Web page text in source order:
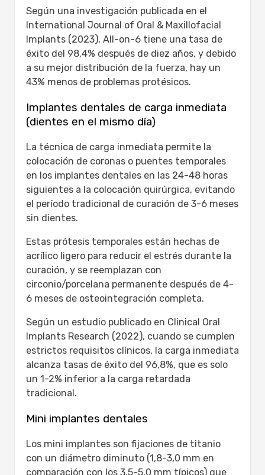
Según una investigación publicada en el
International Journal of Oral & Maxillofacial
Implants (2023), All-on-6 tiene una tasa de
éxito del 98,4% después de diez años, y debido
a su mejor distribución de la fuerza, hay un
43% menos de problemas protésicos.
Implantes dentales de carga inmediata
(dientes en el mismo día)
La técnica de carga inmediata permite la
colocación de coronas o puentes temporales
en los implantes dentales en las 24-48 horas
siguientes a la colocación quirúrgica, evitando
el período tradicional de curación de 3-6 meses
sin dientes.
Estas prótesis temporales están hechas de
acrílico ligero para reducir el estrés durante la
curación, y se reemplazan con
circonio/porcelana permanente después de 4-
6 meses de osteointegración completa.
Según un estudio publicado en Clinical Oral
Implants Research (2022), cuando se cumplen
estrictos requisitos clínicos, la carga inmediata
alcanza tasas de éxito del 96,8%, que es solo
un 1-2% inferior a la carga retardada
tradicional.
Mini implantes dentales
Los mini implantes son fijaciones de titanio
con un diámetro diminuto (1,8-3,0 mm en
comparación con los 3,5-5,0 mm típicos) que